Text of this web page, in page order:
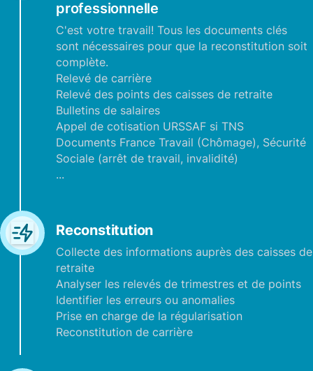
professionnelle
C'est votre travail! Tous les documents clés
sont nécessaires pour que la reconstitution soit
complète.
Relevé de carrière
Relevé des points des caisses de retraite
Bulletins de salaires
Appel de cotisation URSSAF si TNS
Documents France Travail (Chômage), Sécurité
Sociale (arrêt de travail, invalidité)
...
Reconstitution
Collecte des informations auprès des caisses de
retraite
Analyser les relevés de trimestres et de points
Identifier les erreurs ou anomalies
Prise en charge de la régularisation
Reconstitution de carrière